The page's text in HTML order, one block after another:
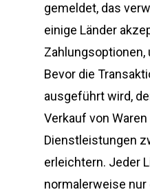
gemeldet, das
einige Länder
Zahlungsoptionen,
Bevor die
ausgeführt wird,
Verkauf von Waren
Dienstleistungen
erleichtern. Jeder
normalerweise nur